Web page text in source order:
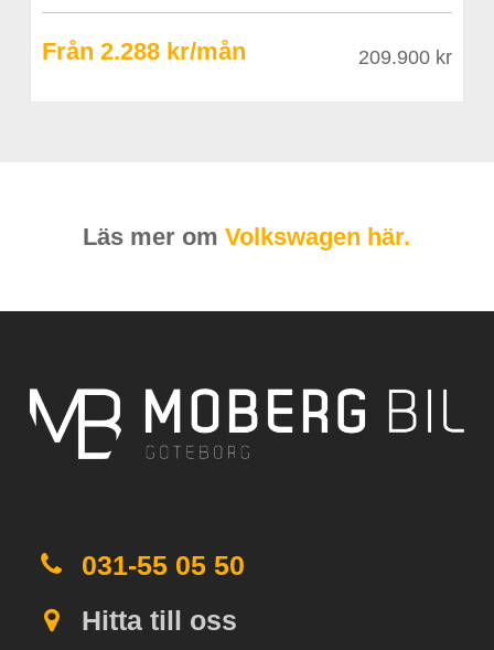
Från 2.288 kr/mån 209.900 kr
Läs mer om Volkswagen här.
031-55 05 50
Hitta till oss